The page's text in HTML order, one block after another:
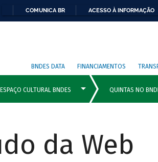
COMUNICA BR ACESSO À INFORMAÇÃO
BNDES DATA FINANCIAMENTOS
da Web